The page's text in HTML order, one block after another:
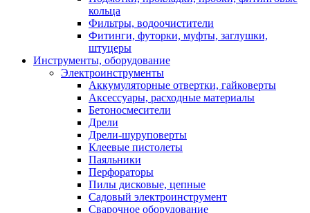
кольца
Фильтры, водоочистители
Фитинги, футорки, муфты, заглушки,
штуцеры
Инструменты, оборудование
Электроинструменты
Аккумуляторные отвертки, гайковерты
Аксессуары, расходные материалы
Бетоносмесители
Дрели
Дрели-шуруповерты
Клеевые пистолеты
Паяльники
Перфораторы
Пилы дисковые, цепные
Садовый электроинструмент
Сварочное оборудование